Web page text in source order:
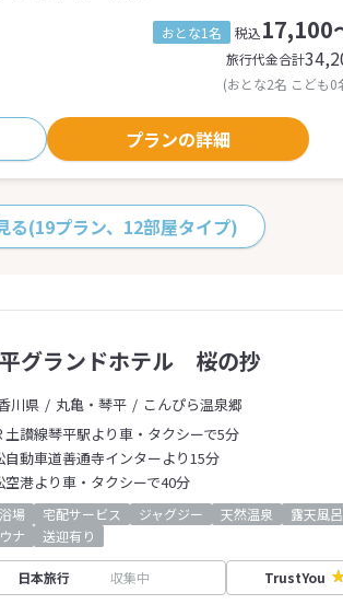
おとな1名 税込17,100
旅行代金合計
(おとな2名 こども
プランの詳細
る(19プラン、12部屋タイプ)
グランドホテル 桜の抄
川県 丸亀・琴平
こんぴら温泉郷
土讃線琴平駅より車・タクシーで5分
自動車道善通寺インターより15分
空港より車・タクシーで40分
場 宅配サービス ジャグジー 天然温泉 露天風呂
ナ
送迎有り
日本旅行 収集中 TrustYou